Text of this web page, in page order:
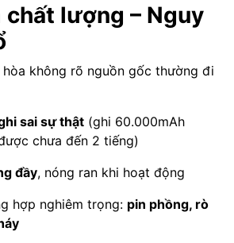
chất lượng – Nguy
không rõ nguồn gốc thường đi
sai sự thật (ghi 60.000mAh
chưa đến 2 tiếng)
đầy, nóng ran khi hoạt động
hợp nghiêm trọng: pin phồng, rò